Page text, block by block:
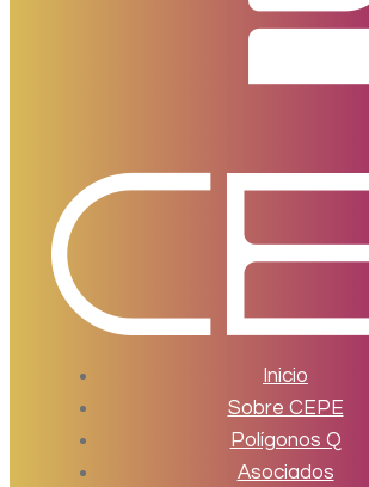
Inicio
Sobre CEPE
Polígonos Q
Asociados